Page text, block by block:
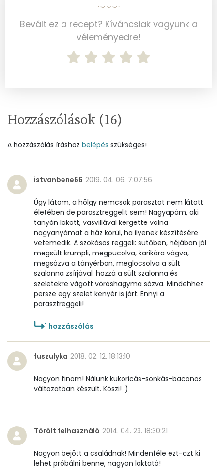
Réz
1 mg
Cukor
Élelmi rost
Víz
Összesen 195.7 g
Vitaminok
Összesen
0
A vitamin (RAE):
400 micro
B6 vitamin:
E vitamin:
3 mg
C vitamin:
D vitamin:
95 micro
Tiamin - B1 vitamin:
Riboflavin - B2 vitamin:
1 mg
Bevált ez a recept? Kíváncsiak vagyunk a
véleményedre!
Hozzászólások (16)
A hozzászólás íráshoz belépés szükséges!
istvanbene66 2019. 04. 06. 7:07:56
Úgy látom, a hölgy nemcsak parasztot nem látott
életében de parasztreggelit sem! Nagyapám, aki
tanyán lakott, vasvillával kergette volna
nagyanyámat a ház körül, ha ilyenek készítésére
vetemedik. A szokásos reggeli: sütőben, héjában jól
megsült krumpli, megpucolva, karikára vágva,
megsózva a tányérban, meglocsolva a sült
szalonna zsírjával, hozzá a sült szalonna és
szeletekre vágott vöröshagyma sózva. Mindehhez
persze egy szelet kenyér is járt. Ennyi a
parasztreggeli!
1 hozzászólás
fuszulyka 2018. 02. 12. 18:13:10
Nagyon finom! Nálunk kukoricás-sonkás-baconos
változatban készült. Köszi! :)
Törölt felhasználó 2014. 04. 23. 18:30:21
Nagyon bejött a családnak! Mindenféle ezt-azt ki
lehet próbálni benne, nagyon laktató!